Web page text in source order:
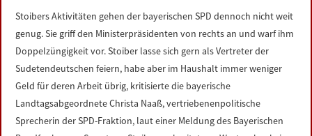
Stoibers Aktivitäten gehen der bayerischen SPD dennoch nicht weit
genug. Sie griff den Ministerpräsidenten von rechts an und warf ihm
Doppelzüngigkeit vor. Stoiber lasse sich gern als Vertreter der
Sudetendeutschen feiern, habe aber im Haushalt immer weniger
Geld für deren Arbeit übrig, kritisierte die bayerische
Landtagsabgeordnete Christa Naaß, vertriebenenpolitische
Sprecherin der SPD-Fraktion, laut einer Meldung des Bayerischen